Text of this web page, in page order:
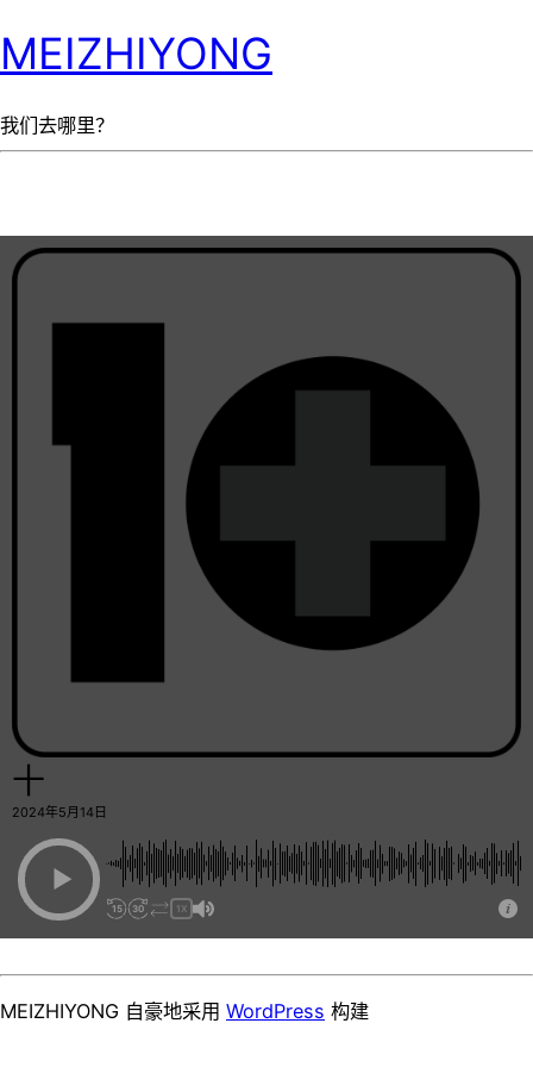
MEIZHIYONG
我们去哪里？
十
2024年5月14日
15 30 1X
MEIZHIYONG 自豪地采用 WordPress 构建